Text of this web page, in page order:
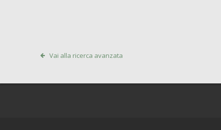
Vai alla ricerca avanzata